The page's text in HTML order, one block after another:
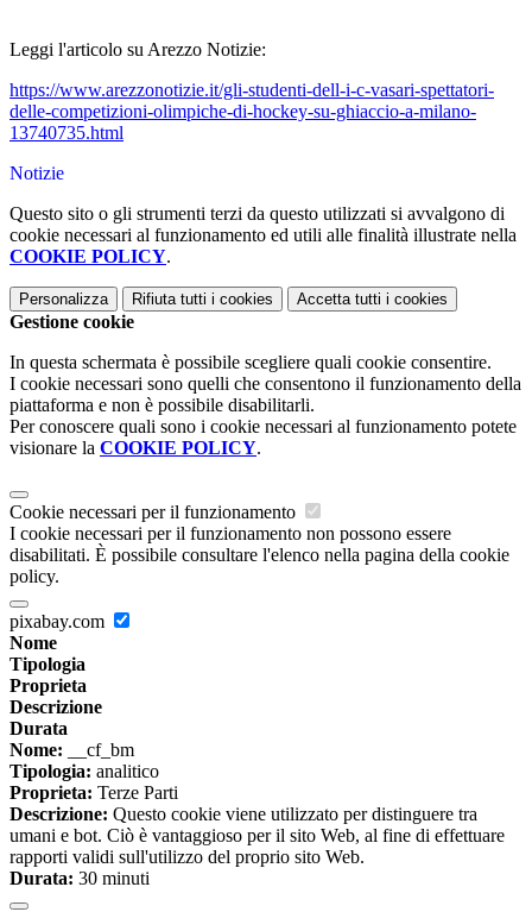
Leggi l'articolo su Arezzo Notizie:
https://www.arezzonotizie.it/gli-studenti-dell-i-c-vasari-spettatori-
delle-competizioni-olimpiche-di-hockey-su-ghiaccio-a-milano-
13740735.html
Notizie
Questo sito o gli strumenti terzi da questo utilizzati si avvalgono di
cookie necessari al funzionamento ed utili alle finalità illustrate nella
COOKIE POLICY.
Personalizza Rifiuta tutti i cookies Accetta tutti i cookies
Gestione cookie
In questa schermata è possibile scegliere quali cookie consentire.
I cookie necessari sono quelli che consentono il funzionamento della
piattaforma e non è possibile disabilitarli.
Per conoscere quali sono i cookie necessari al funzionamento potete
visionare la COOKIE POLICY.
Cookie necessari per il funzionamento
I cookie necessari per il funzionamento non possono essere
disabilitati. È possibile consultare l'elenco nella pagina della cookie
policy.
pixabay.com
Nome
Tipologia
Proprieta
Descrizione
Durata
Nome: __cf_bm
Tipologia: analitico
Proprieta: Terze Parti
Descrizione: Questo cookie viene utilizzato per distinguere tra
umani e bot. Ciò è vantaggioso per il sito Web, al fine di effettuare
rapporti validi sull'utilizzo del proprio sito Web.
Durata: 30 minuti